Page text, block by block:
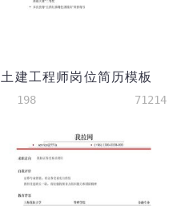
土建工程师岗位简历模板
198 71214